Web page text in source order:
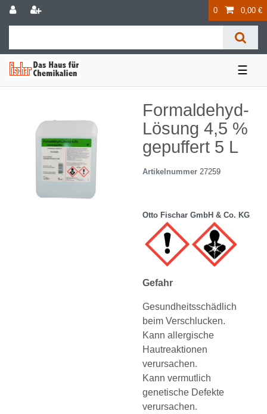
0 0,00 €
☰
Formaldehyd-
Lösung 4,5 %
gepuffert 5 L
Artikelnummer 27259
Otto Fischar GmbH & Co. KG
Gefahr
Gesundheitsschädlich
beim Verschlucken.
Kann allergische
Hautreaktionen
verursachen.
Kann vermutlich
genetische Defekte
verursachen.